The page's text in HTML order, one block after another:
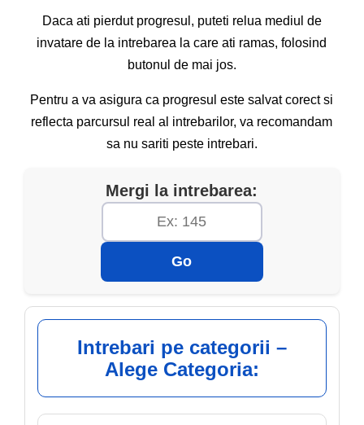
pentru o perioada de 90 de zile săvârșirea de
către conducătorul de autovehicul, tractor agricol
sau forestier ori tramvai a următoarelor fapte:
trecere sau depășirea, dacă prin aceasta s-a
produs un accident de circulație din care au
rezultat numai avarierea unui vehicul sau alte
Daca ati pierdut progresul, puteti relua mediul de
invatare de la intrebarea la care ati ramas, folosind
butonul de mai jos.
Pentru a va asigura ca progresul este salvat corect si
reflecta parcursul real al intrebarilor, va recomandam
sa nu sariti peste intrebari.
Mergi la intrebarea:
Go
Intrebari pe categorii –
Alege Categoria: